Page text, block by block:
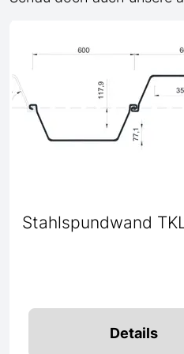
Stahlspundwand
Details